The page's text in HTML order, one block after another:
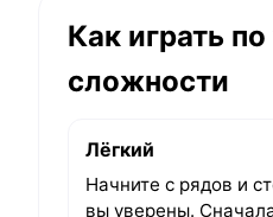
Как играть
сложности
Лёгкий
Начните с рядов и
вы уверены.